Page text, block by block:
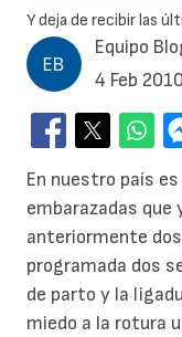
Equipo
4 Feb 2010
En nuestro país
embarazadas que
anteriormente
programada dos
de parto y la
miedo a la rotura
Y deja de recibir las